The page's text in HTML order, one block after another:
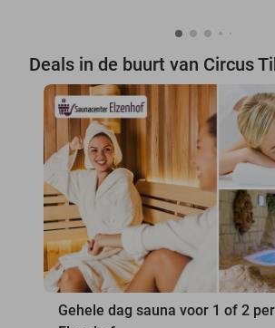
Deals in de buurt van Circus
Gehele dag sauna voor 1 of 2